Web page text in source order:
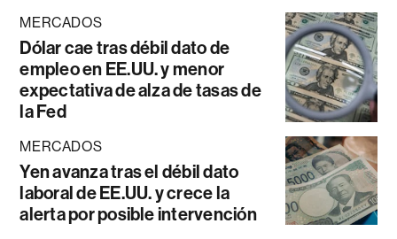
MERCADOS
Dólar cae tras débil dato de
empleo en EE.UU. y menor
expectativa de alza de tasas de
la Fed
MERCADOS
Yen avanza tras el débil dato
laboral de EE.UU. y crece la
alerta por posible intervención